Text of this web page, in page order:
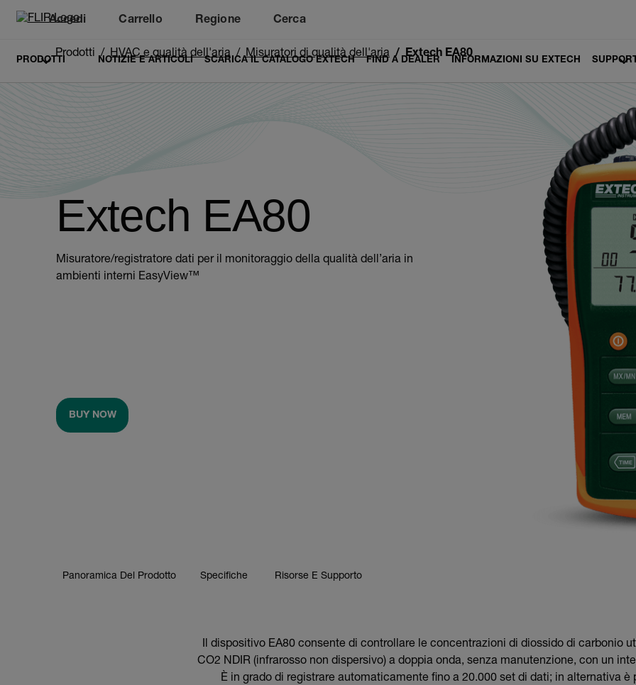
Accedi
Unread messages
Carrello
Regione Cerca
PRODOTTI NOTIZIE E ARTICOLI SCARICA IL CATALOGO EXTECH FIND A DEALER INFORMAZIONI SU EXTECH
Prodotti HVAC e qualità dell'aria Misuratori di qualità dell'aria Extech EA80
Extech EA80
Misuratore/registratore dati per il monitoraggio della qualità dell’aria in
ambienti interni EasyView™
BUY NOW
Panoramica Del Prodotto Specifiche Risorse E Supporto
Il dispositivo EA80 consente di controllare le concentrazioni di diossido di carbonio
CO2 NDIR (infrarosso non dispersivo) a doppia onda, senza manutenzione, con un
È in grado di registrare automaticamente fino a 20.000 set di dati; in alternativa è